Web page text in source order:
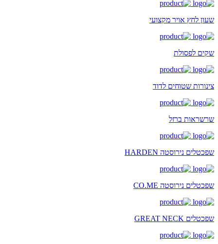
שעון לחץ אויר מקצועי
שקים לפסולת
צינורות שטוחים לדוד
שרשראות ברזל
שפכטלים נירוסטה HARDEN
שפכטלים נירוסטה CO.ME
שפכטלים GREAT NECK